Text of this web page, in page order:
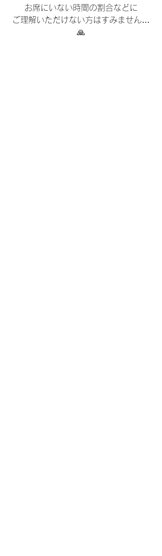
お席にいない時間の割合などに
ご理解いただけない方はすみません…
🙏